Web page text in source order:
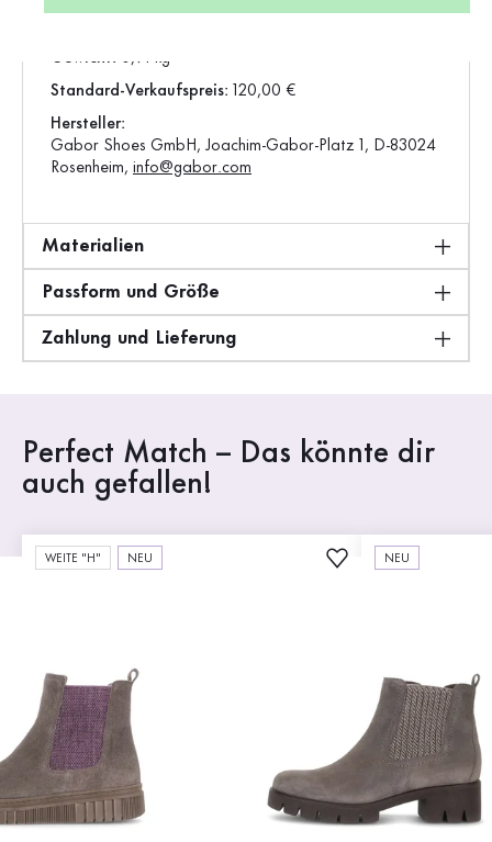
Gewicht: 0,91 kg
Standard-Verkaufspreis: 120,00 €
Hersteller:
Gabor Shoes GmbH, Joachim-Gabor-Platz 1, D-83024
Rosenheim, info@gabor.com
Materialien
Passform und Größe
Zahlung und Lieferung
Perfect Match – Das könnte dir
auch gefallen!
WEITE "H" NEU NEU